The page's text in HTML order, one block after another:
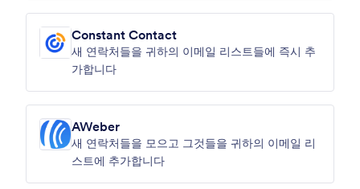
Constant Contact
새 연락처들을 귀하의 이메일 리스트들에 즉시 추
가합니다
AWeber
새 연락처들을 모으고 그것들을 귀하의 이메일 리
스트에 추가합니다